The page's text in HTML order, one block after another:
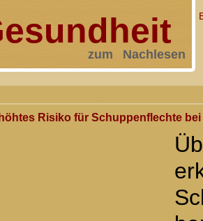
zum Nachlesen
Risiko für Schuppenflechte